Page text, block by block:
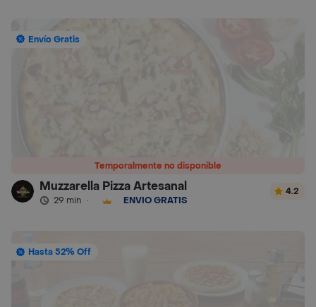
Temporalmente no disponible
Envío Gratis
Muzzarella Pizza Artesanal
29 min · ENVÍO GRATIS
4.2
Hasta 52% Off